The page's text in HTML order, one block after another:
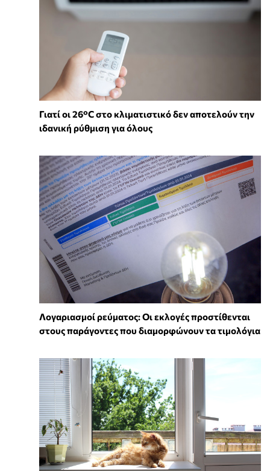
Γιατί οι 26°C στο κλιματιστικό δεν αποτελούν την
ιδανική ρύθμιση για όλους
Λογαριασμοί ρεύματος: Οι εκλογές προστίθενται
στους παράγοντες που διαμορφώνουν τα τιμολόγια